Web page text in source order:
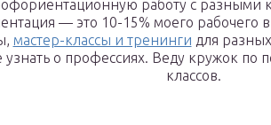
работу с разными
— это 10-15% моего рабочего
мастер-классы и тренинги для
о профессиях. Веду кружок по
классов.